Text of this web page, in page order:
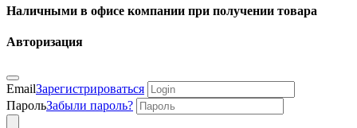
Наличными в офисе компании при получении товара
Авторизация
EmailЗарегистрироваться
ПарольЗабыли пароль?